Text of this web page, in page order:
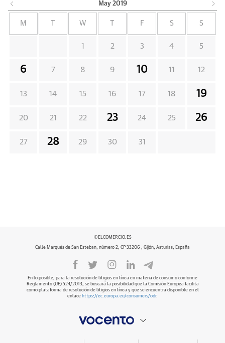
May 2019
M W F S S
1 2 3 4 5
6 7 8 9 10 11 12
13 14 15 16 17 18 19
20 21 22 23 24 25 26
27 28 29 30 31
©ELCOMERCIO.ES
Calle Marqués de San Esteban, número 2, CP 33206 , Gijón, Asturias, España
En lo posible, para la resolución de litigios en línea en materia de consumo conforme
Reglamento (UE) 524/2013, se buscará la posibilidad que la Comisión Europea facilita
como plataforma de resolución de litigios en línea y que se encuentra disponible en el
enlace https://ec.europa.eu/consumers/odr.